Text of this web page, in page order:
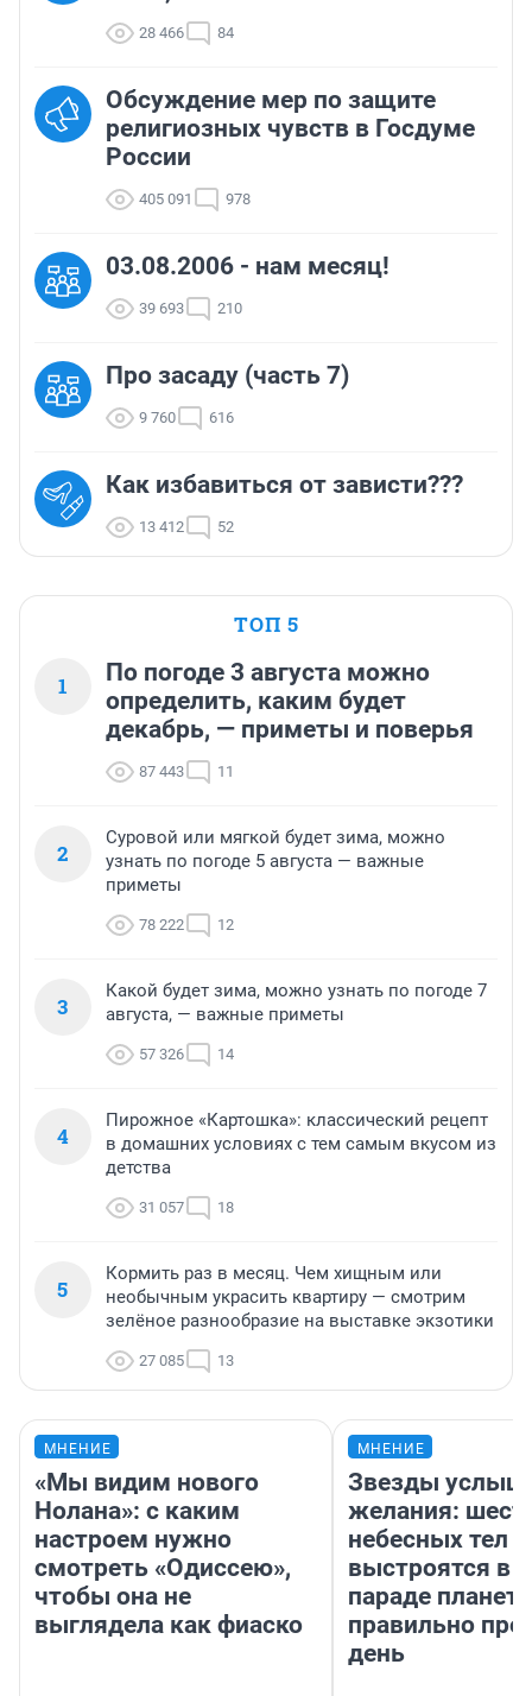
28 466 84
Обсуждение мер по защите
религиозных чувств в Госдуме
России
405 091 978
03.08.2006 - нам месяц!
39 693 210
Про засаду (часть 7)
9 760 616
Как избавиться от зависти???
13 412 52
ТОП 5
1
По погоде 3 августа можно
определить, каким будет
декабрь, — приметы и поверья
87 443 11
2
Суровой или мягкой будет зима, можно
узнать по погоде 5 августа — важные
приметы
78 222 12
3
Какой будет зима, можно узнать по погоде 7
августа, — важные приметы
57 326 14
4
Пирожное «Картошка»: классический рецепт
в домашних условиях с тем самым вкусом из
детства
31 057 18
5
Кормить раз в месяц. Чем хищным или
необычным украсить квартиру — смотрим
зелёное разнообразие на выставке экзотики
27 085 13
МНЕНИЕ
«Мы видим нового
Нолана»: с каким
настроем нужно
смотреть «Одиссею»,
чтобы она не
выглядела как фиаско
МНЕНИЕ
Звезды
желания:
небесных тел
выстроятся в
параде планет
правильно
день